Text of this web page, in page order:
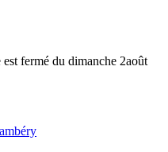
fermé du dimanche 2août